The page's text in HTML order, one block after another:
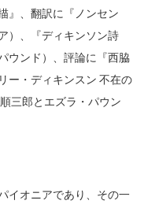
』、翻訳に『ノンセン
）、『ディキンソン詩
ウンド）、評論に『西脇
ー・ディキンスン 不在の
三郎とエズラ・パウン
イオニアであり、その一